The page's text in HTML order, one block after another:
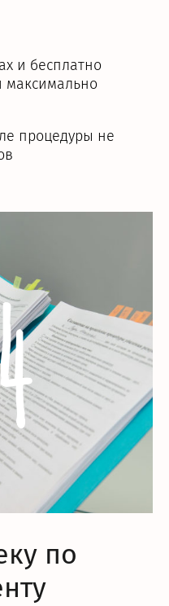
и бесплатно
максимально
процедуры не
по